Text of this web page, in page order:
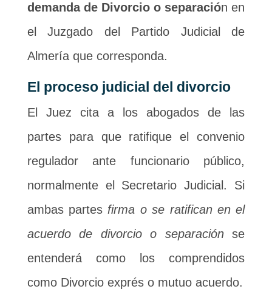
demanda de Divorcio o separación en
el Juzgado del Partido Judicial de
Almería que corresponda.
El proceso judicial del divorcio
El Juez cita a los abogados de las
partes para que ratifique el convenio
regulador ante funcionario público,
normalmente el Secretario Judicial. Si
ambas partes firma o se ratifican en el
acuerdo de divorcio o separaciónse
entenderá como los comprendidos
como Divorcio exprés o mutuo acuerdo.